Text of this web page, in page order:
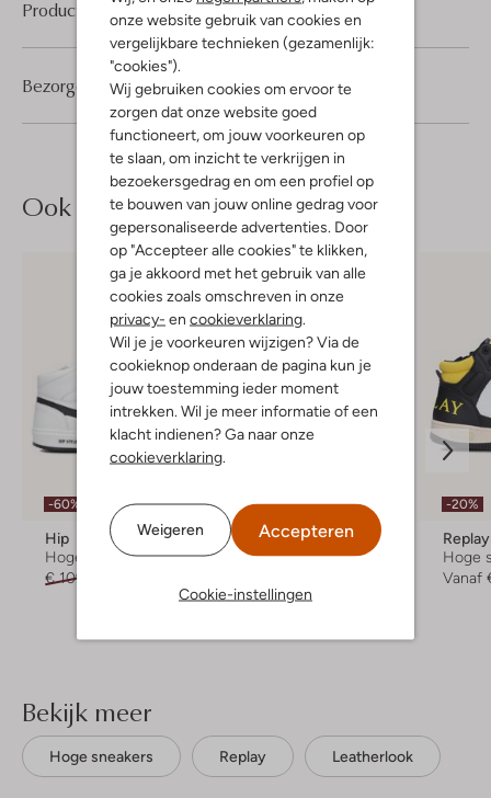
onze website gebruik van cookies en
vergelijkbare technieken (gezamenlijk:
"cookies").
Wij gebruiken cookies om ervoor te
zorgen dat onze website goed
functioneert, om jouw voorkeuren op
te slaan, om inzicht te verkrijgen in
bezoekersgedrag en om een profiel op
te bouwen van jouw online gedrag voor
gepersonaliseerde advertenties. Door
op "Accepteer alle cookies" te klikken,
ga je akkoord met het gebruik van alle
cookies zoals omschreven in onze
privacy- en cookieverklaring
Wil je je voorkeuren wijzigen? Via de
cookieknop onderaan de pagina kun je
jouw toestemming ieder moment
intrekken. Wil je meer informatie of een
klacht indienen? Ga naar onze
cookieverklaring
Weigeren Accepteren
Cookie-instellingen
Product informatie
Bezorgen & retourneren
Ook iets voor jou?
-60%
Hip
Hoge sneakers
€ 109,99
-20%
Replay
Hoge sneakers
-20%
Replay
Hoge
Vanaf
Bekijk meer
Hoge sneakers Replay Leatherlook